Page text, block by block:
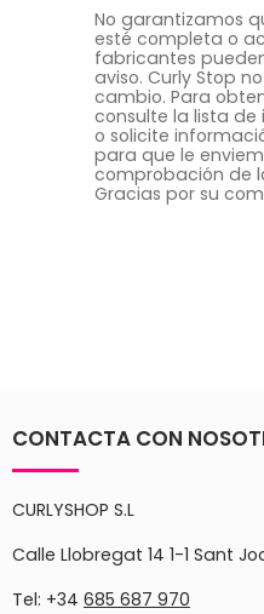
No garantizamos
esté completa o
fabricantes
aviso. Curly Stop
cambio. Para
consulte la lista
o solicite
para que le
comprobación de
Gracias por su
CONTACTA CON
CURLYSHOP S.L
Calle Llobregat 14 1-1 Sant
Tel: +34 685 687 970